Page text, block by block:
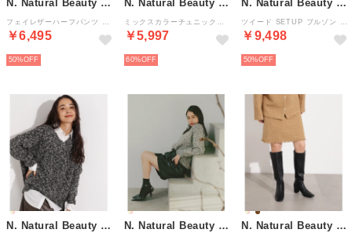
N. Natural Beauty Basic*
￥6,495
50%
N. Natural Beauty Basic*
￥5,997
60%
N. Natural Beauty Basic*
￥9,498
50%
N. Natural Beauty Basic* N. Natural Beauty Basic* N. Natural Beauty Basic*